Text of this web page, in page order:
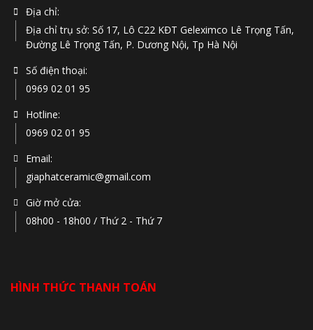
Địa chỉ:
Địa chỉ trụ sở: Số 17, Lô C22 KĐT Geleximco Lê Trọng Tấn,
Đường Lê Trọng Tấn, P. Dương Nội, Tp Hà Nội
Số điện thoại:
0969 02 01 95
Hotline:
0969 02 01 95
Email:
giaphatceramic@gmail.com
Giờ mở cửa:
08h00 - 18h00 / Thứ 2 - Thứ 7
HÌNH THỨC THANH TOÁN